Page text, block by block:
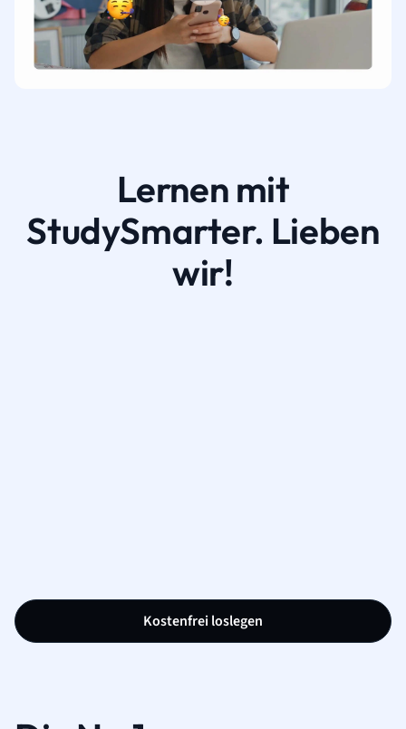
Lernen mit
StudySmarter. Lieben
wir!
Kostenfrei loslegen